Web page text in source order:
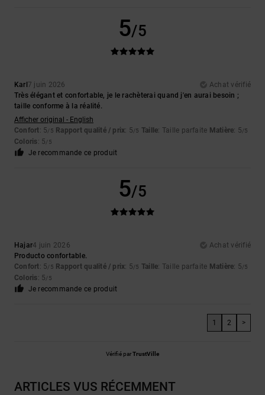
5/5
Karl 7 juin 2026
Achat vérifié
Très élégant et confortable, je le rachèterai quand j'en aurai besoin ;
taille conforme à la réalité.
Afficher original - English
Confort: 5/5 Rapport qualité / prix: 5/5 Taille: Taille parfaite Matière: 5/5
Coloris: 5/5
Je recommande ce produit
5/5
Hajar4 juin 2026
Achat vérifié
Producto confortable.
Confort: 5/5 Rapport qualité / prix: 5/5 Taille: Taille parfaite Matière: 5/5
Coloris: 5/5
Je recommande ce produit
1 2 >
Vérifié parTrustVille
ARTICLES VUS RÉCEMMENT